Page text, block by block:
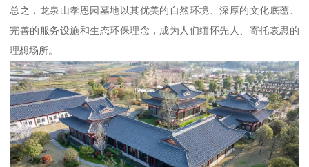
总之，龙泉山孝恩园墓地以其优美的自然环境、深厚的文化底蕴、
完善的服务设施和生态环保理念，成为人们缅怀先人、寄托哀思的
理想场所。